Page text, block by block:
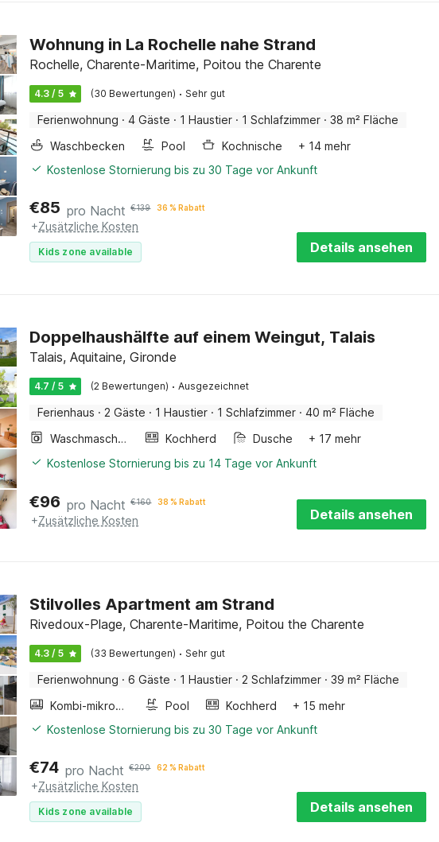
Wohnung in La Rochelle nahe Strand
Rochelle, Charente-Maritime, Poitou the Charente
4.3 / 5 (30 Bewertungen) · Sehr gut
Ferienwohnung · 4 Gäste · 1 Haustier · 1 Schlafzimmer · 38 m² Fläche
Waschbecken
Pool Kochnische
+ 14 mehr
Kostenlose Stornierung bis zu 30 Tage vor Ankunft
€85 pro Nacht €139 36 % Rabatt
+Zusätzliche Kosten
Kids zone available Details ansehen
Doppelhaushälfte auf einem Weingut, Talais
Talais, Aquitaine, Gironde
4.7 / 5 (2 Bewertungen) · Ausgezeichnet
Ferienhaus · 2 Gäste · 1 Haustier · 1 Schlafzimmer · 40 m² Fläche
Waschmaschine
Kochherd Dusche
+ 17 mehr
Kostenlose Stornierung bis zu 14 Tage vor Ankunft
€96 pro Nacht €160 38 % Rabatt
+Zusätzliche Kosten Details ansehen
Stilvolles Apartment am Strand
Rivedoux-Plage, Charente-Maritime, Poitou the Charente
4.3 / 5 (33 Bewertungen) · Sehr gut
Ferienwohnung · 6 Gäste · 1 Haustier · 2 Schlafzimmer · 39 m² Fläche
Kombi-mikrowelle
Pool Kochherd
+ 15 mehr
Kostenlose Stornierung bis zu 30 Tage vor Ankunft
€74 pro Nacht €200 62 % Rabatt
+Zusätzliche Kosten
Kids zone available Details ansehen